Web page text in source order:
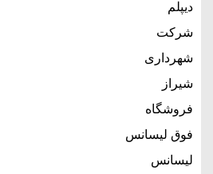
دیپلم
شرکت
شهرداری
شیراز
فروشگاه
فوق لیسانس
لیسانس